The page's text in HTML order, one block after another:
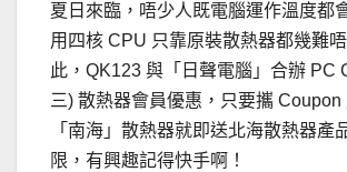
夏日來臨，唔少人既電腦運作溫度都
用四核 CPU 只靠原裝散熱器都幾難
此，QK123 與「日聲電腦」合辦 PC
三) 散熱器會員優惠，只要攜 Coupon
「南海」散熱器就即送北海散熱器產
限，有興趣記得快手啊！